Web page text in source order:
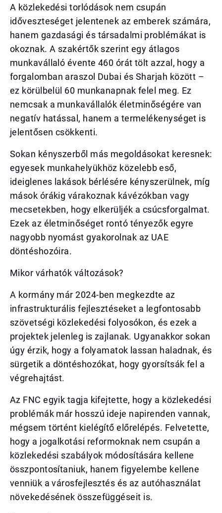
A közlekedési torlódások nem csupán
időveszteséget jelentenek az emberek számára,
hanem gazdasági és társadalmi problémákat is
okoznak. A szakértők szerint egy átlagos
munkavállaló évente 460 órát tölt azzal, hogy a
forgalomban araszol Dubai és Sharjah között –
ez körülbelül 60 munkanapnak felel meg. Ez
nemcsak a munkavállalók életminőségére van
negatív hatással, hanem a termelékenységet is
jelentősen csökkenti.
Sokan kényszerből más megoldásokat keresnek:
egyesek munkahelyükhöz közelebb eső,
ideiglenes lakások bérlésére kényszerülnek, míg
mások órákig várakoznak kávézókban vagy
mecsetekben, hogy elkerüljék a csúcsforgalmat.
Ezek az életminőséget rontó tényezők egyre
nagyobb nyomást gyakorolnak az UAE
döntéshozóira.
Mikor várhatók változások?
A kormány már 2024-ben megkezdte az
infrastrukturális fejlesztéseket a legfontosabb
szövetségi közlekedési folyosókon, és ezek a
projektek jelenleg is zajlanak. Ugyanakkor sokan
úgy érzik, hogy a folyamatok lassan haladnak, és
sürgetik a döntéshozókat, hogy gyorsítsák fel a
végrehajtást.
Az FNC egyik tagja kifejtette, hogy a közlekedési
problémák már hosszú ideje napirenden vannak,
mégsem történt kielégítő előrelépés. Felvetette,
hogy a jogalkotási reformoknak nem csupán a
közlekedési szabályok módosítására kellene
összpontosítaniuk, hanem figyelembe kellene
venniük a városfejlesztés és az autóhasználat
növekedésének összefüggéseit is.